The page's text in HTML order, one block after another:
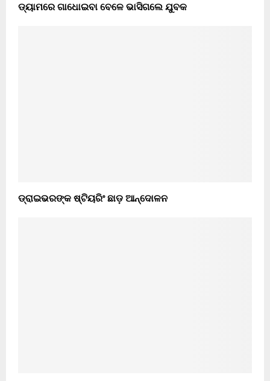
ଡ୍ୟାମରେ ଗାଧୋଇବା ବେଳେ ଭାସିଗଲେ ଯୁବକ
ଡ୍ରାଇଭରଙ୍କ ଷ୍ଟିୟରିଂ ଛାଡ଼ ଆନ୍ଦୋଳନ